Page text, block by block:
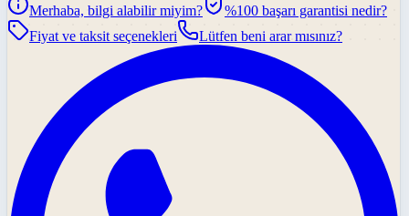
Merhaba, bilgi alabilir miyim?
%100 başarı garantisi nedir?
Fiyat ve taksit seçenekleri
Lütfen beni arar mısınız?